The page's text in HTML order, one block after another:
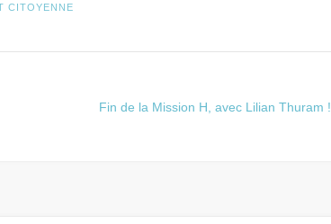
CITOYENNE
Fin de la Mission H, avec Lilian Thuram !